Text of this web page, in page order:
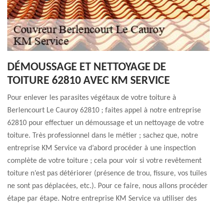
DÉMOUSSAGE ET NETTOYAGE DE
TOITURE 62810 AVEC KM SERVICE
Pour enlever les parasites végétaux de votre toiture à
Berlencourt Le Cauroy 62810 ; faites appel à notre entreprise
62810 pour effectuer un démoussage et un nettoyage de votre
toiture. Très professionnel dans le métier ; sachez que, notre
entreprise KM Service va d’abord procéder à une inspection
complète de votre toiture ; cela pour voir si votre revêtement
toiture n’est pas détériorer (présence de trou, fissure, vos tuiles
ne sont pas déplacées, etc.). Pour ce faire, nous allons procéder
étape par étape. Notre entreprise KM Service va utiliser des